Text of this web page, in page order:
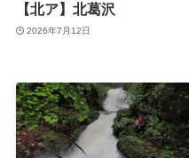
【北ア】北葛沢
2026年7月12日